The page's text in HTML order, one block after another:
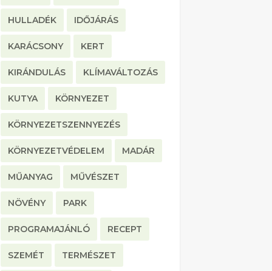
HULLADÉK IDŐJÁRÁS
KARÁCSONY KERT
KIRÁNDULÁS KLÍMAVÁLTOZÁS
KUTYA KÖRNYEZET
KÖRNYEZETSZENNYEZÉS
KÖRNYEZETVÉDELEM MADÁR
MŰANYAG MŰVÉSZET
NÖVÉNY PARK
PROGRAMAJÁNLÓ RECEPT
SZEMÉT TERMÉSZET